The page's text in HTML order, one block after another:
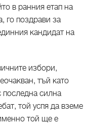
в ранния етап на
го поздрави за
кандидат на
избори,
тъй като
последна силна
той успя да вземе
той ще е